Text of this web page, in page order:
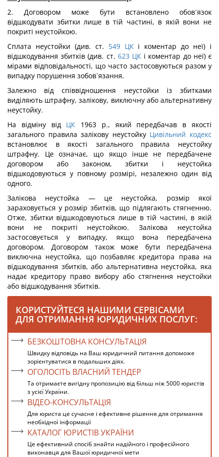
2. Договором може бути встановлено обов´язок
відшкодувати збитки лише в тій частині, в якій вони не
покриті неустойкою.
Сплата неустойки (див. ст. 549 ЦКі коментар до неї) і
відшкодування збитків (див. ст. 623 ЦК і коментар до неї) є
мірами відповідальності, що часто застосовуються разом у
випадку порушення зобов´язання.
Залежно від співвідношення неустойки із збитками
виділяють штрафну, залікову, виключну або альтернативну
неустойку.
На відміну від ЦК 1963 р., який передбачав в якості
загального правила залікову неустойку Цивільний кодекс
встановлює в якості загального правила неустойку
штрафну. Це означає, що якщо інше не передбачене
договором або законом, збитки і неустойка
відшкодовуються у повному розмірі, незалежно один від
одного.
Залікова неустойка — це неустойка, розмір якої
зараховується у розмір збитків, що підлягають стягненню.
Отже, збитки відшкодовуються лише в тій частині, в якій
вони не покриті неустойкою. Залікова неустойка
застосовується у випадку, якщо вона передбачена
договором. Договором також може бути передбачена
виключна неустойка, що позбавляє кредитора права на
відшкодування збитків, або альтернативна неустойка, яка
надає кредитору право вибору або стягнення неустойки
або відшкодування збитків.
КОРИСТУЙТЕСЯ НАШИМИ СЕРВІСАМИ
ДЛЯ ОТРИМАННЯ ЮРИДИЧНИХ ПОСЛУГ:
БЕЗКОШТОВНА КОНСУЛЬТАЦІЯ
Швидку відповідь на Ваш юридичний питання допоможе
зорієнтуватися в подальших діях.
ОГОЛОСІТЬ ВЛАСНИЙ ТЕНДЕР
Та отримаєте вигідну пропозицію від більш ніж 5000 юристів
з усієї України.
ВІДЕО-КОНСУЛЬТАЦІЯ
Для юриста це сучасне і ефективне рішення для отримання
необхідної інформації
КАТАЛОГ ЮРИСТІВ УКРАЇНИ
Це ефективний спосіб знайти надійного і професійного
виконавця для Вашої юридичної мети